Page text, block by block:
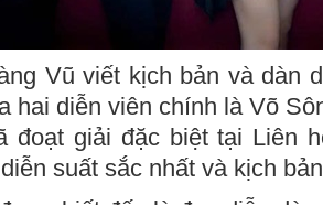
Vũ viết kịch bản và dàn
hai diễn viên chính là Võ
đoạt giải đặc biệt tại Liên
suất sắc nhất và kịch